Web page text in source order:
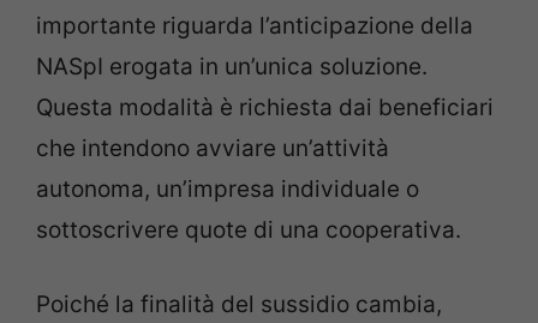
importante riguarda l’anticipazione della
NASpI erogata in un’unica soluzione.
Questa modalità è richiesta dai beneficiari
che intendono avviare un’attività
autonoma, un’impresa individuale o
sottoscrivere quote di una cooperativa.
Poiché la finalità del sussidio cambia,